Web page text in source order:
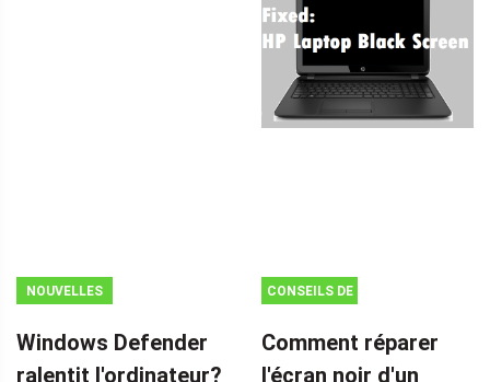
NOUVELLES
Windows Defender
ralentit l'ordinateur?
CONSEILS DE
Comment réparer
l'écran noir d'un